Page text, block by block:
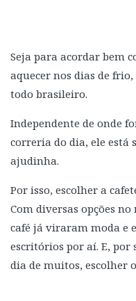
Seja para acordar bem
aquecer nos dias de
todo brasileiro.
Independente de onde
correria do dia, ele está
ajudinha.
Por isso, escolher a
Com diversas opções
café já viraram moda e
escritórios por aí. E,
dia de muitos, escolher